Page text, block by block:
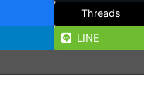
Threads
LINE